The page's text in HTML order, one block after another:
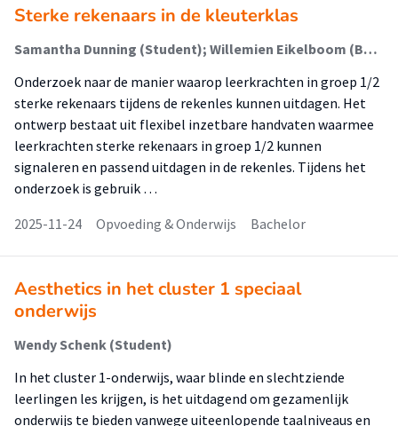
Sterke rekenaars in de kleuterklas
Samantha Dunning (Student); Willemien Eikelboom (Begeleider)
Onderzoek naar de manier waarop leerkrachten in groep 1/2
sterke rekenaars tijdens de rekenles kunnen uitdagen. Het
ontwerp bestaat uit flexibel inzetbare handvaten waarmee
leerkrachten sterke rekenaars in groep 1/2 kunnen
signaleren en passend uitdagen in de rekenles. Tijdens het
onderzoek is gebruik …
2025-11-24
Opvoeding & Onderwijs Bachelor
Aesthetics in het cluster 1 speciaal
onderwijs
Wendy Schenk (Student)
In het cluster 1-onderwijs, waar blinde en slechtziende
leerlingen les krijgen, is het uitdagend om gezamenlijk
onderwijs te bieden vanwege uiteenlopende taalniveaus en